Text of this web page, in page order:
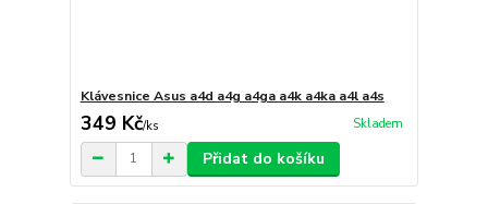
Klávesnice Asus a4d a4g a4ga a4k a4ka a4l a4s
349 Kč/ks Skladem
Přidat do košíku